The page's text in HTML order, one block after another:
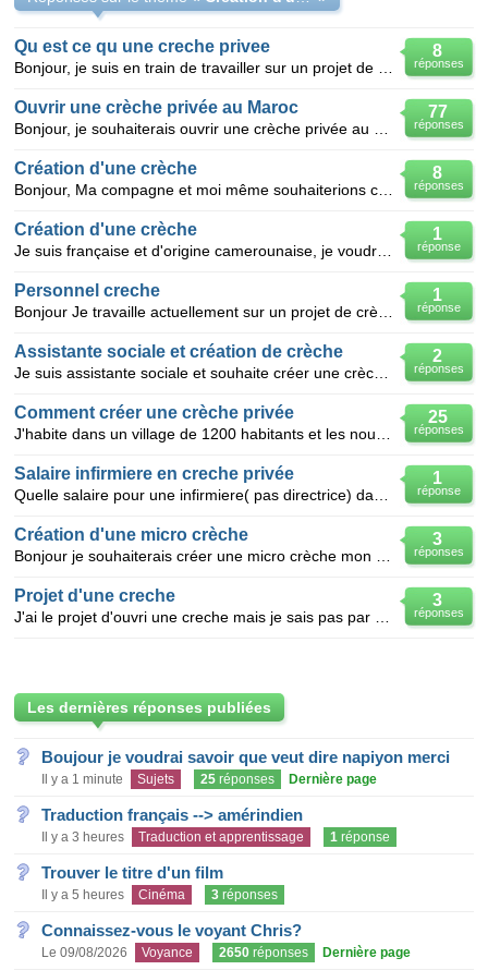
8
réponses
Qu est ce qu une creche privee
77
réponses
Ouvrir une crèche privée au Maroc
8
réponses
Création d'une crèche
1
réponse
Création d'une crèche
1
réponse
Personnel creche
2
réponses
Assistante sociale et création de crèche
25
réponses
Comment créer une crèche privée
1
réponse
Salaire infirmiere en creche privée
3
réponses
Création d'une micro crèche
3
réponses
Projet d'une creche
Les dernières réponses publiées
Boujour je voudrai savoir que veut dire napiyon merci
Il y a 1 minute Sujets 25 réponses Dernière page
Traduction français --> amérindien
Il y a 3 heures Traduction et apprentissage 1 réponse
Trouver le titre d'un film
Il y a 5 heures Cinéma 3 réponses
Connaissez-vous le voyant Chris?
Le 09/08/2026 Voyance 2650 réponses Dernière page